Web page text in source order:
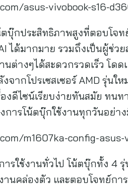
asus-vivobook-s16-
ตบุ๊กประสิทธิภาพสูงที่ตอบโจ
ได้มากมาย รวมถึงเป็นผู้ช่
ต่างๆได้สะดวกรวดเร็ว โด
ากโปรเซสเซอร์ AMD รุ่น
งดีไซน์เรียบง่ายทันสมัย ทน
ารโน้ตบุ๊กใช้งานทุกวันอย่า
m1607ka-config-asus-
ารใช้งานทั่วไป โน้ตบุ๊กทั้ง 4
นคล่องตัว และตอบโจทย์กา